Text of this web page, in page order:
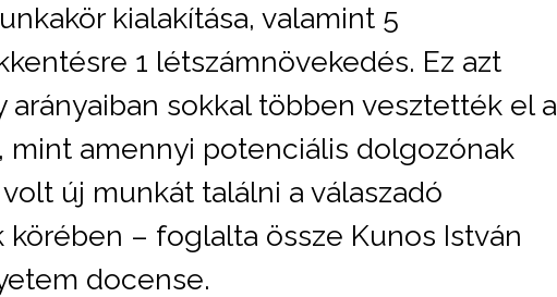
kialakítása, valamint 5
1 létszámnövekedés. Ez azt
arányaiban sokkal többen vesztették el a
mint amennyi potenciális dolgozónak
új munkát találni a válaszadó
körében – foglalta össze Kunos István
docense.